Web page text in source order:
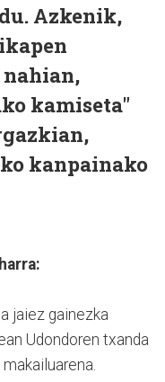
Azkenik,
kamiseta"
kanpainako
jaiez gainezka
Udondoren txanda